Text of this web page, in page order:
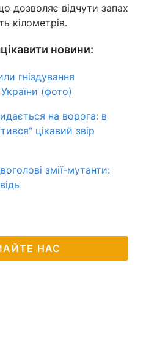
дозволяє відчути запах
кілометрів.
новини:
гніздування
(фото)
на ворога: в
цікавий звір
змії-мутанти:
НАС